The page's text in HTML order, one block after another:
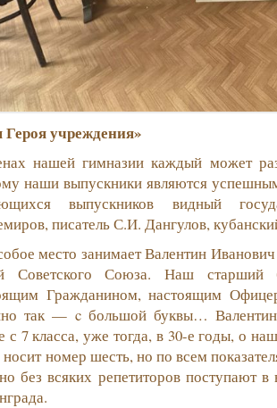
учреждения»
нашей гимназии каждый может
наши выпускники являются
выпускников видный
писатель С.И. Дангулов,
место занимает Валентин
Советского Союза. Наш
Гражданином, настоящим
так — c большой буквы…
с 7 класса, уже тогда, в 30-е годы, о
носит номер шесть, но по всем
без всяких репетиторов поступают